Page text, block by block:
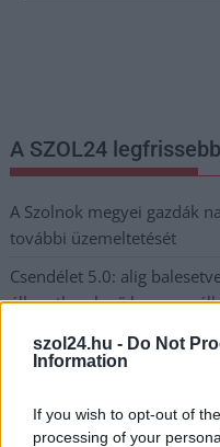
szol24.hu - Do Not
Information
If you wish to opt-out of
processing of your
A SZOL24
A Szolnok megyei gazdák
további üzemeltetését
Csendélet 5.0: alig
állapotban levő
Pénteken újra csökken a
Napokon belül
Országgyűlés